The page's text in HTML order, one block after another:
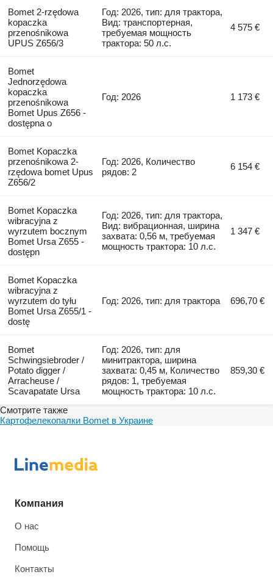
Bomet 2-rzędowa
kopaczka
przenośnikowa
UPUS Z656/3
Год: 2026, тип: для трактора,
Вид: транспортерная,
требуемая мощность
трактора: 50 л.с.
4 575 €
Bomet
Jednorzędowa
kopaczka
przenośnikowa
Bomet Upus Z656 -
dostępna o
Год: 2026 1 173 €
Bomet Kopaczka
przenośnikowa 2-
rzędowa bomet Upus
Z656/2
Год: 2026, Количество
рядов: 2
6 154 €
Bomet Kopaczka
wibracyjna z
wyrzutem bocznym
Bomet Ursa Z655 -
dostępn
Год: 2026, тип: для трактора,
Вид: вибрационная, ширина
захвата: 0,56 м, требуемая
мощность трактора: 10 л.с.
1 347 €
Bomet Kopaczka
wibracyjna z
wyrzutem do tyłu
Bomet Ursa Z655/1 -
dostę
Год: 2026, тип: для трактора 696,70 €
Bomet
Schwingsiebroder /
Potato digger /
Arracheuse /
Scavapatate Ursa
Год: 2026, тип: для
минитрактора, ширина
захвата: 0,45 м, Количество
рядов: 1, требуемая
мощность трактора: 10 л.с.
859,30 €
Смотрите также
Картофелекопалки Bomet в Украине
Компания
О нас
Помощь
Контакты